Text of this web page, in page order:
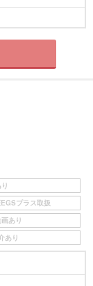
プラス取扱
あり
あり